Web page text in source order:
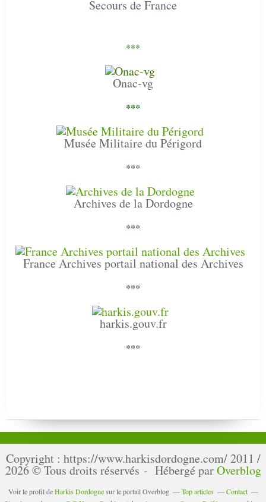
Secours de France
***
Onac-vg
***
Musée Militaire du Périgord
***
Archives de la Dordogne
***
France Archives portail national des Archives
***
harkis.gouv.fr
***
Copyright : https://www.harkisdordogne.com/ 2011 /
2026 © Tous droits réservés - Hébergé parOverblog
Voir le profil deHarkis Dordognesur le portail Overblog Top articles
Contact